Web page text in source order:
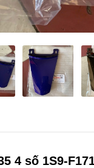
4 số 1S9-